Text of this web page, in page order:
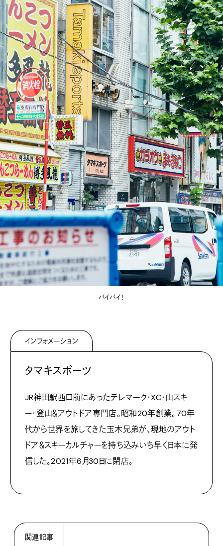
バイバイ！
インフォメーション
タマキスポーツ
JR神田駅西口前にあったテレマーク・XC・山スキ
ー・登山＆アウトドア専門店。昭和20年創業。70年
代から世界を旅してきた玉木兄弟が、現地のアウト
ドア＆スキーカルチャーを持ち込みいち早く日本に発
信した。2021年6月30日に閉店。
関連記事